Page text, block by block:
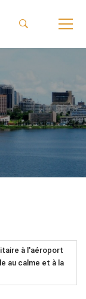
à l'aéroport
au calme et à la